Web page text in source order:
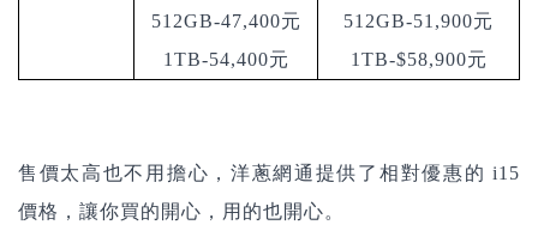
512GB-47,400元
1TB-54,400元
512GB-51,900元
1TB-$58,900元
售價太高也不用擔心，洋蔥網通提供了相對優惠的 i15
價格，讓你買的開心，用的也開心。